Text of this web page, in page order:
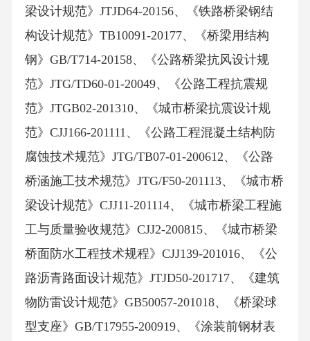
梁设计规范》JTJD64-20156、《铁路桥梁钢结
构设计规范》TB10091-20177、《桥梁用结构
钢》GB/T714-20158、《公路桥梁抗风设计规
范》JTG/TD60-01-20049、《公路工程抗震规
范》JTGB02-201310、《城市桥梁抗震设计规
范》CJJ166-201111、《公路工程混凝土结构防
腐蚀技术规范》JTG/TB07-01-200612、《公路
桥涵施工技术规范》JTG/F50-201113、《城市桥
梁设计规范》CJJ11-201114、《城市桥梁工程施
工与质量验收规范》CJJ2-200815、《城市桥梁
桥面防水工程技术规程》CJJ139-201016、《公
路沥青路面设计规范》JTJD50-201717、《建筑
物防雷设计规范》GB50057-201018、《桥梁球
型支座》GB/T17955-200919、《涂装前钢材表